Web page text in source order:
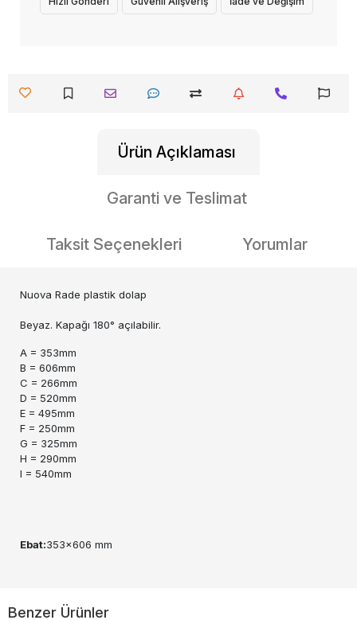
Ürün Açıklaması
Garanti ve Teslimat
Taksit Seçenekleri Yorumlar
Nuova Rade plastik dolap
Beyaz. Kapağı 180° açılabilir.
A = 353mm
B = 606mm
C = 266mm
D = 520mm
E = 495mm
F = 250mm
G = 325mm
H = 290mm
I = 540mm
Ebat:353x606 mm
Benzer Ürünler